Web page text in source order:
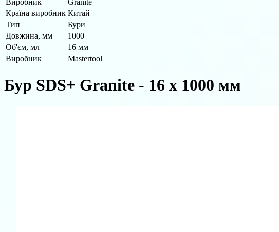
Країна виробник Китай
Тип
Бури
Довжина, мм
1000
Об'єм, мл
16 мм
Виробник
Mastertool
Бур SDS+ Granite - 16 x 1000 мм